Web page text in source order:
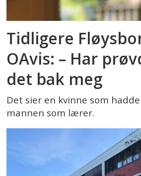
Tidligere
OAvis: – Har
det bak meg
Det sier en kvinne som
mannen som lærer.